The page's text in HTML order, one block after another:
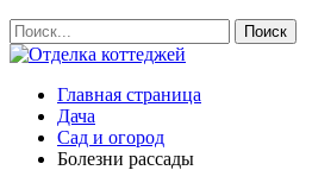
Главная страница
Дача
Сад и огород
Болезни рассады